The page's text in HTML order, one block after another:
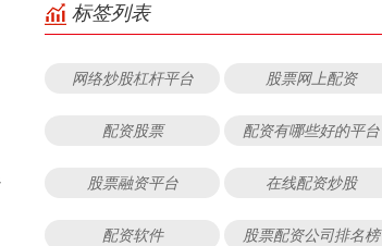
标签列表
网络炒股杠杆平台 股票网上配资
配资股票 配资有哪些好的平台
股票融资平台 在线配资炒股
配资软件 股票配资公司排名榜